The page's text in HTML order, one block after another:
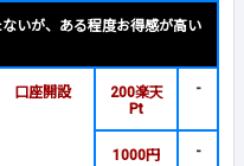
いが、ある程度お得感が高い
口座開設
200楽天
Pt
-
1000円
-